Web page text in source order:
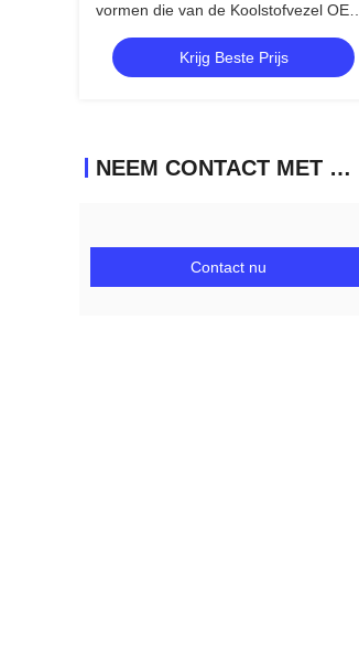
vormen die van de Koolstofvezel OEM
Ontwerp snijden
Krijg Beste Prijs
NEEM CONTACT MET ONS OP
Contact nu